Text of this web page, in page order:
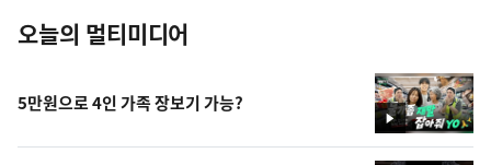
오늘의 멀티미디어
영
상
5만원으로 4인 가족 장보기 가능?